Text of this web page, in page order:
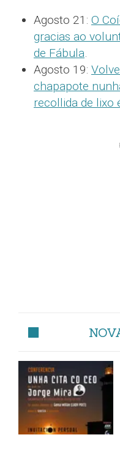
Agosto 21: O
gracias ao
de Fábula.
Agosto 19:
chapapote
recollida de lixo